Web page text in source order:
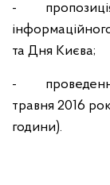
- пропозиція
та Дня Києва;
- проведення
травня 2016
години).